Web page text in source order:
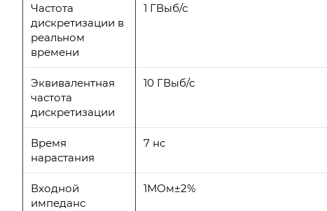
Частота
дискретизации в
реальном
времени
1 ГВыб/с
Эквивалентная
частота
дискретизации
10 ГВыб/с
Время
нарастания
7 нс
Входной
импеданс
1МОм±2%